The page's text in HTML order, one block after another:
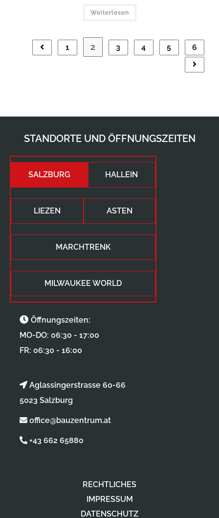
Weiterlesen
1 2 3 4 5 6
RECHTLICHES
IMPRESSUM
DATENSCHUTZ
STANDORTE UND ÖFFNUNGSZEITEN
SALZBURG HALLEIN
LIEZEN ASTEN
MARCHTRENK
MILWAUKEE WORLD
Aglassingerstrasse 60-66
5023 Salzburg
office@bauzentrum.at
+43 662 65880
Öffnungszeiten:
MO-DO: 06:30 - 17:00
FR: 06:30 - 16:00